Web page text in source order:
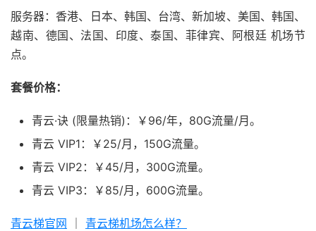
服务器：香港、日本、韩国、台湾、新加坡、美国、韩国、
越南、德国、法国、印度、泰国、菲律宾、阿根廷 机场节
点。
套餐价格：
青云·诀 (限量热销)：￥96/年，80G流量/月。
青云 VIP1：￥25/月，150G流量。
青云 VIP2：￥45/月，300G流量。
青云 VIP3：￥85/月，600G流量。
青云梯官网 青云梯机场怎么样？